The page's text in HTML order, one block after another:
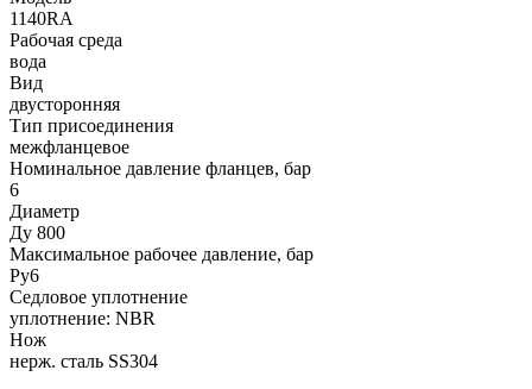
1140RA
Рабочая среда
вода
Вид
двусторонняя
Тип присоединения
межфланцевое
Номинальное давление фланцев, бар
6
Диаметр
Ду 800
Максимальное рабочее давление, бар
Ру6
Седловое уплотнение
уплотнение: NBR
Нож
нерж. сталь SS304